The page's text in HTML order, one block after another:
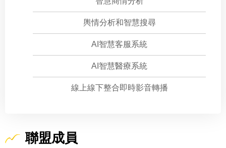
輿情分析和智慧搜尋
AI智慧客服系統
AI智慧醫療系統
線上線下整合即時影音轉播
聯盟成員